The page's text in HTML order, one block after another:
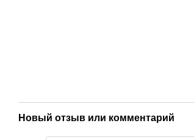
Новый отзыв или комментарий